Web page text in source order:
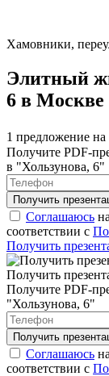
Хамовники,
Элитный
6 в Москве
1 предложение
Получите PDF-
в "Хользунова, 6"
Соглашаюсь
соответствии с
Получить
Получить
Получите PDF-
"Хользунова, 6"
Соглашаюсь
соответствии с